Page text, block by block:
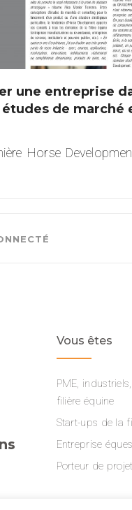
une entreprise
de marché
Horse
Vous êtes
PME,
filière équine
Start-ups de la
Entreprise
Porteur de projet